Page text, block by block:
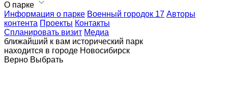
О парке
Информация о парке Военный городок 17 Авторы
контента Проекты Контакты
Спланировать визит Медиа
ближайший к вам исторический парк
находится в городе Новосибирск
Верно Выбрать